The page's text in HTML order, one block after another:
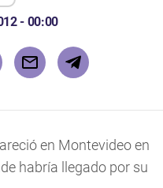
- 00:00
en Montevideo en
habría llegado por su